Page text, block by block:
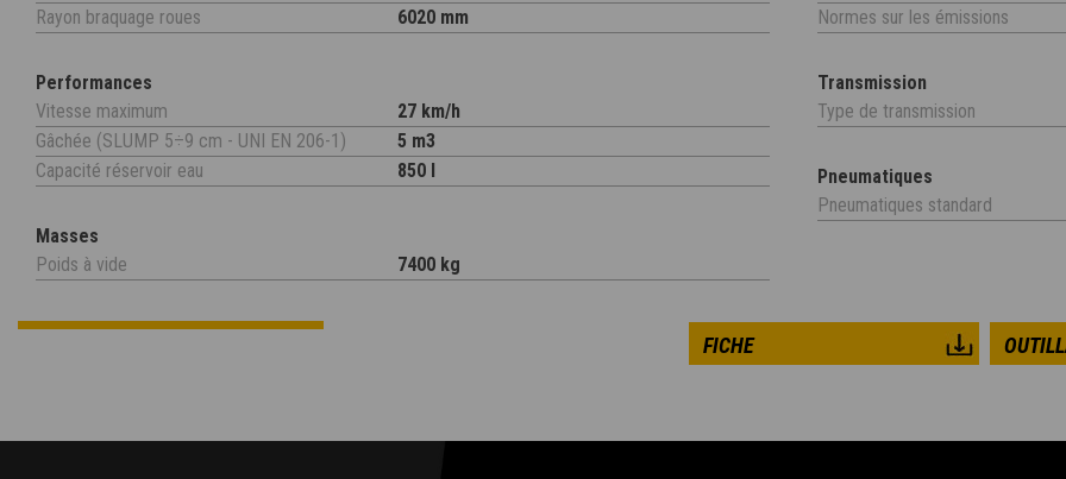
Rayon braquage roues
6020 mm
Performances
Vitesse maximum
27 km/h
Gâchée (SLUMP 5÷9 cm - UNI EN 206-1)
5 m3
Capacité réservoir eau
850 l
Masses
Poids à vide
7400 kg
Normes sur les émissions
Transmission
Type de transmission
Pneumatiques
Pneumatiques standard
FICHE